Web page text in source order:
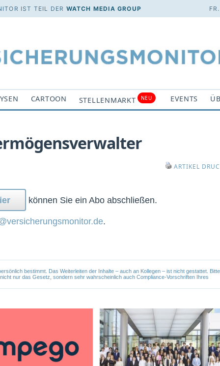
IST TEIL DER WATCH MEDIA GROUP
CARTOON STELLENMARKT NEU EVENTS
ARTIKEL
können Sie ein Abo abschließen.
.
bestimmt. Das Weiterleiten der Inhalte – auch an Kollegen – ist nicht gestattet. Bitte
nur das Gesetz, sondern sehr wahrscheinlich auch Compliance-Vorschriften Ihres